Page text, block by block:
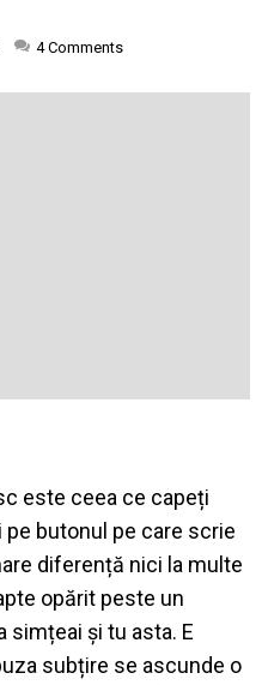
4Comments
este ceea ce capeți
butonul pe care scrie
diferență nici la multe
opărit peste un
simțeai și tu asta. E
subțire se ascunde o